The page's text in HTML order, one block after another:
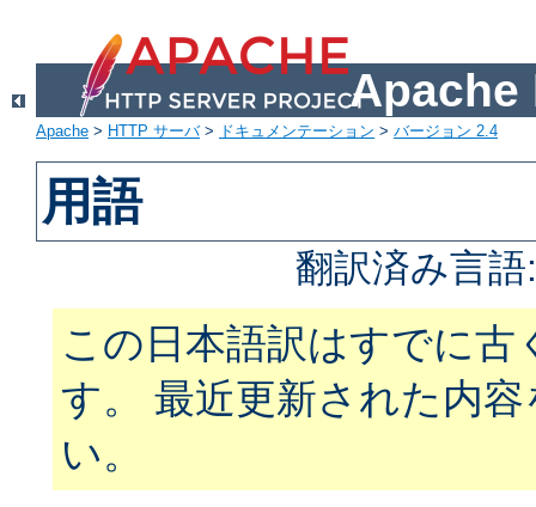
Apache
Apache > HTTP サーバ> ドキュメンテーション > バージョン 2.4
用語
翻訳済み言
この日本語訳はすでに
す。 最近更新された内
い。